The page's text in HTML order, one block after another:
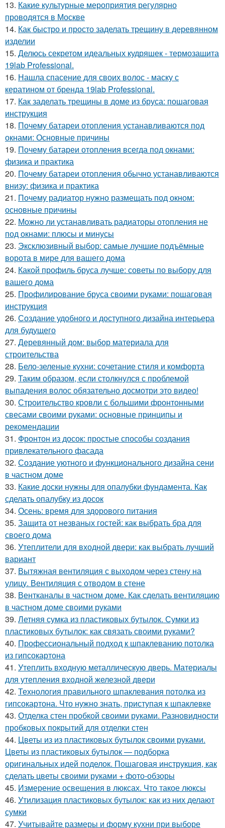
13. Какие культурные мероприятия регулярно
проводятся в Москве
14. Как быстро и просто заделать трещину в деревянном
изделии
15. Делюсь секретом идеальных кудряшек - термозащита
19lab Professional.
16. Нашла спасение для своих волос - маску с
кератином от бренда 19lab Professional.
17. Как заделать трещины в доме из бруса: пошаговая
инструкция
18. Почему батареи отопления устанавливаются под
окнами: Основные причины
19. Почему батареи отопления всегда под окнами:
физика и практика
20. Почему батареи отопления обычно устанавливаются
внизу: физика и практика
21. Почему радиатор нужно размещать под окном:
основные причины
22. Можно ли устанавливать радиаторы отопления не
под окнами: плюсы и минусы
23. Эксклюзивный выбор: самые лучшие подъёмные
ворота в мире для вашего дома
24. Какой профиль бруса лучше: советы по выбору для
вашего дома
25. Профилирование бруса своими руками: пошаговая
инструкция
26. Создание удобного и доступного дизайна интерьера
для будущего
27. Деревянный дом: выбор материала для
строительства
28. Бело-зеленые кухни: сочетание стиля и комфорта
29. Таким образом, если столкнулся с проблемой
выпадения волос обязательно досмотри это видео!
30. Строительство кровли с большими фронтонными
свесами своими руками: основные принципы и
рекомендации
31. Фронтон из досок: простые способы создания
привлекательного фасада
32. Создание уютного и функционального дизайна сени
в частном доме
33. Какие доски нужны для опалубки фундамента. Как
сделать опалубку из досок
34. Осень: время для здорового питания
35. Защита от незваных гостей: как выбрать бра для
своего дома
36. Утеплители для входной двери: как выбрать лучший
вариант
37. Вытяжная вентиляция с выходом через стену на
улицу. Вентиляция с отводом в стене
38. Вентканалы в частном доме. Как сделать вентиляцию
в частном доме своими руками
39. Летняя сумка из пластиковых бутылок. Сумки из
пластиковых бутылок: как связать своими руками?
40. Профессиональный подход к шпаклеванию потолка
из гипсокартона
41. Утеплить входную металлическую дверь. Материалы
для утепления входной железной двери
42. Технология правильного шпаклевания потолка из
гипсокартона. Что нужно знать, приступая к шпаклевке
43. Отделка стен пробкой своими руками. Разновидности
пробковых покрытий для отделки стен
44. Цветы из из пластиковых бутылок своими руками.
Цветы из пластиковых бутылок — подборка
оригинальных идей поделок. Пошаговая инструкция, как
сделать цветы своими руками + фото-обзоры
45. Измерение освещения в люксах. Что такое люксы
46. Утилизация пластиковых бутылок: как из них делают
сумки
47. Учитывайте размеры и форму кухни при выборе